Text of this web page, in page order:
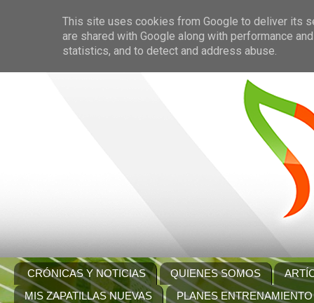
CRÓNICAS Y NOTICIAS QUIENES SOMOS
MIS ZAPATILLAS NUEVAS
PLANES ENTRENAMIENTO
This site uses cookies from Google to deliver its
are shared with Google along with performance
statistics, and to detect and address abuse.